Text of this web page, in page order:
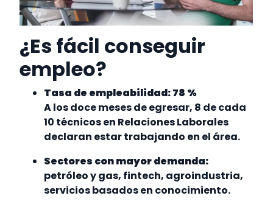
¿Es fácil conseguir
empleo?
Tasa de empleabilidad: 78 %
A los doce meses de egresar, 8 de cada
10 técnicos en Relaciones Laborales
declaran estar trabajando en el área.
Sectores con mayor demanda:
petróleo y gas, fintech, agroindustria,
servicios basados en conocimiento.